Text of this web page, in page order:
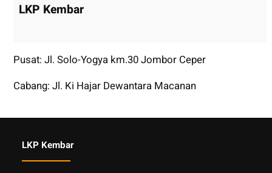
LKP Kembar
Pusat: Jl. Solo-Yogya km.30 Jombor Ceper
Cabang: Jl. Ki Hajar Dewantara Macanan
LKP Kembar